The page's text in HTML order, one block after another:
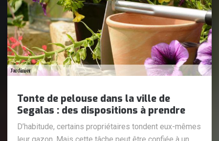
Tonte de pelouse dans la ville de
Segalas : des dispositions à prendre
D’habitude, certains propriétaires tondent eux-mêmes
leur gazon. Mais cette tâche peut être confiée à un